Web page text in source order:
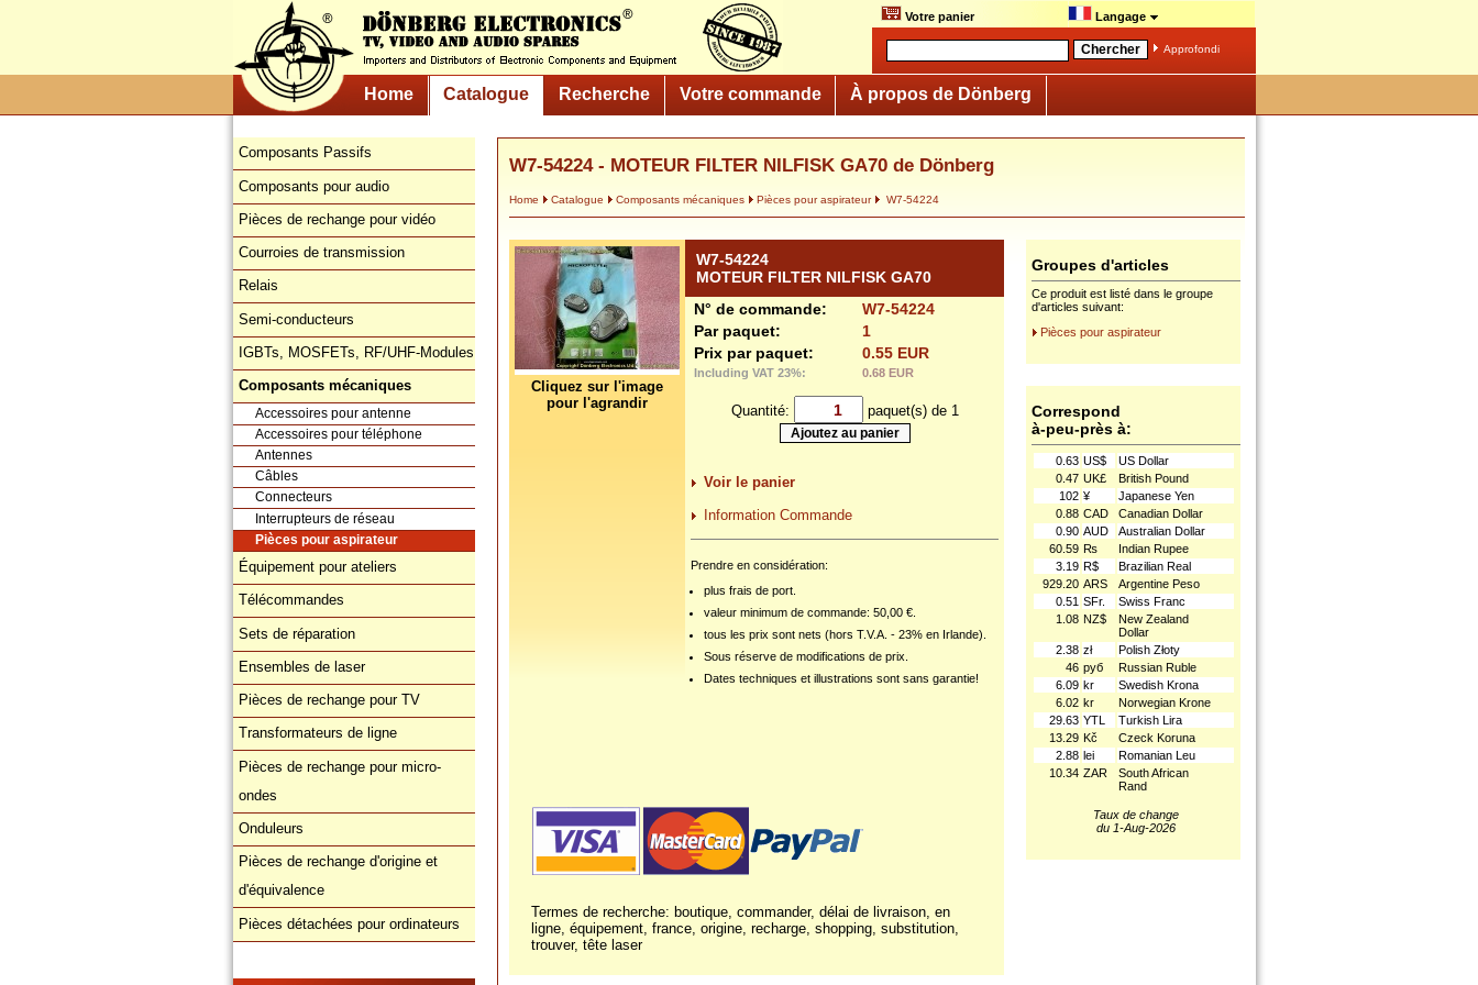
Votre panier Langage
Approfondi
Home Catalogue Recherche Votre commande À propos de Dönberg
Composants Passifs
Composants pour audio
Pièces de rechange pour vidéo
Courroies de transmission
Relais
Semi-conducteurs
IGBTs, MOSFETs, RF/UHF-Modules
Composants mécaniques
Accessoires pour antenne
Accessoires pour téléphone
Antennes
Câbles
Connecteurs
Interrupteurs de réseau
Pièces pour aspirateur
Équipement pour ateliers
Télécommandes
Sets de réparation
Ensembles de laser
Pièces de rechange pour TV
Transformateurs de ligne
Pièces de rechange pour micro-
ondes
Onduleurs
Pièces de rechange d'origine et
d'équivalence
Pièces détachées pour ordinateurs
W7-54224 - MOTEUR FILTER NILFISK GA70 de Dönberg
Home Catalogue Composants mécaniques Pièces pour aspirateur W7-54224
Cliquez sur l'image
pour l'agrandir
W7-54224
MOTEUR FILTER NILFISK GA70
N° de commande:
W7-54224
Par paquet:
1
Prix par paquet:
0.55 EUR
Including VAT 23%: 0.68 EUR
Quantité: paquet(s) de 1
Voir le panier
Information Commande
Prendre en considération:
plus frais de port.
valeur minimum de commande: 50,00 €.
tous les prix sont nets (hors T.V.A. - 23% en Irlande).
Sous réserve de modifications de prix.
Dates techniques et illustrations sont sans garantie!
Termes de recherche: boutique, commander, délai de livraison, en
ligne, équipement, france, origine, recharge, shopping, substitution,
trouver, tête laser
Groupes d'articles
Ce produit est listé dans le groupe
d'articles suivant:
Pièces pour aspirateur
Correspond
à-peu-près à:
0.63 US$
US Dollar
0.47 UK£
British Pound
102 ¥
Japanese Yen
0.88 CAD
Canadian Dollar
0.90 AUD
Australian Dollar
60.59 ₨
Indian Rupee
3.19 R$
Brazilian Real
929.20 ARS
Argentine Peso
0.51 SFr.
Swiss Franc
1.08 NZ$
New Zealand
Dollar
2.38 zł
Polish Złoty
46 руб
Russian Ruble
6.09 kr
Swedish Krona
6.02 kr
Norwegian Krone
29.63 YTL
Turkish Lira
13.29 Kč
Czeck Koruna
2.88 lei
Romanian Leu
10.34 ZAR
South African
Rand
Taux de change
du 1-Aug-2026